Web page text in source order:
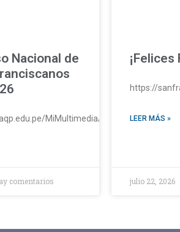
Nacional de
MiMultimedia/2026/
comentarios
https://
LEER MÁS »
julio 22, 2026